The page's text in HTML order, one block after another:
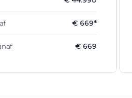
€ 669*
€ 669